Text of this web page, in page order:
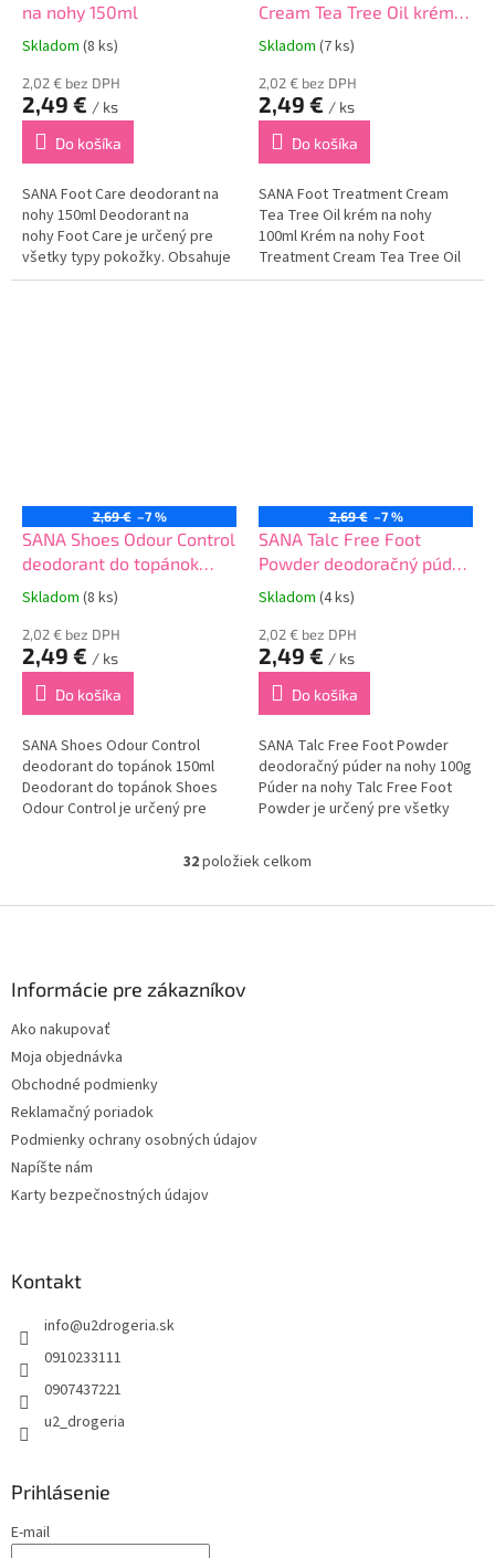
na nohy 150ml
Skladom (8 ks)
2,02 € bez DPH
2,49 € / ks
Do košíka
SANA Foot Care deodorant na
nohy 150ml Deodorant na
nohy Foot Care je určený pre
všetky typy pokožky. Obsahuje
špeciálnu technológiu, ktorá
Cream Tea Tree Oil krém
na nohy 100ml
Skladom (7 ks)
2,02 € bez DPH
2,49 € / ks
Do košíka
SANA Foot Treatment Cream
Tea Tree Oil krém na nohy
100ml Krém na nohy Foot
Treatment Cream Tea Tree Oil
je určený na zmäkčenie
2,69 € –7 %
SANA Shoes Odour Control
deodorant do topánok
150ml
Skladom (8 ks)
2,02 € bez DPH
2,49 € / ks
Do košíka
SANA Shoes Odour Control
deodorant do topánok 150ml
Deodorant do topánok Shoes
Odour Control je určený pre
technológiu, ktorá účinne
2,69 € –7 %
SANA Talc Free Foot
Powder deodoračný púder
na nohy 100g
Skladom (4 ks)
2,02 € bez DPH
2,49 € / ks
Do košíka
SANA Talc Free Foot Powder
deodoračný púder na nohy 100g
Púder na nohy Talc Free Foot
Powder je určený pre všetky
Obsahuje špeciálnu
technológiu, ktorá účinne
O
l
y
32položiek celkom
Informácie pre zákazníkov
Ako nakupovať
Moja objednávka
Obchodné podmienky
Reklamačný poriadok
Podmienky ochrany osobných údajov
Napíšte nám
Karty bezpečnostných údajov
Kontakt
info@u2drogeria.sk
0910233111
0907437221
u2_drogeria
Prihlásenie
E-mail